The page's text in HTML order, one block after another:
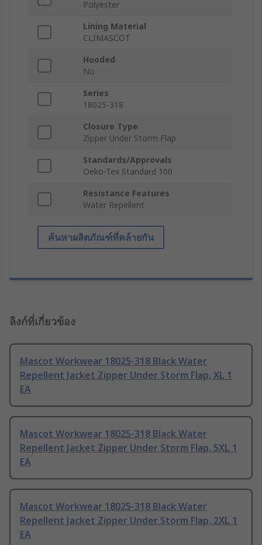
Polyester
Lining Material
CLIMASCOT
Hooded
No
Series
18025-318
Closure Type
Zipper Under Storm Flap
Standards/Approvals
Oeko-Tex Standard 100
Resistance Features
Water Repellent
ค้นหาผลิตภัณฑ์ที่คล้ายกัน
ลิงก์ที่เกี่ยวข้อง
Mascot Workwear 18025-318 Black Water
Repellent Jacket Zipper Under Storm Flap, XL 1
EA
Mascot Workwear 18025-318 Black Water
Repellent Jacket Zipper Under Storm Flap, 5XL 1
EA
Mascot Workwear 18025-318 Black Water
Repellent Jacket Zipper Under Storm Flap, 2XL 1
EA